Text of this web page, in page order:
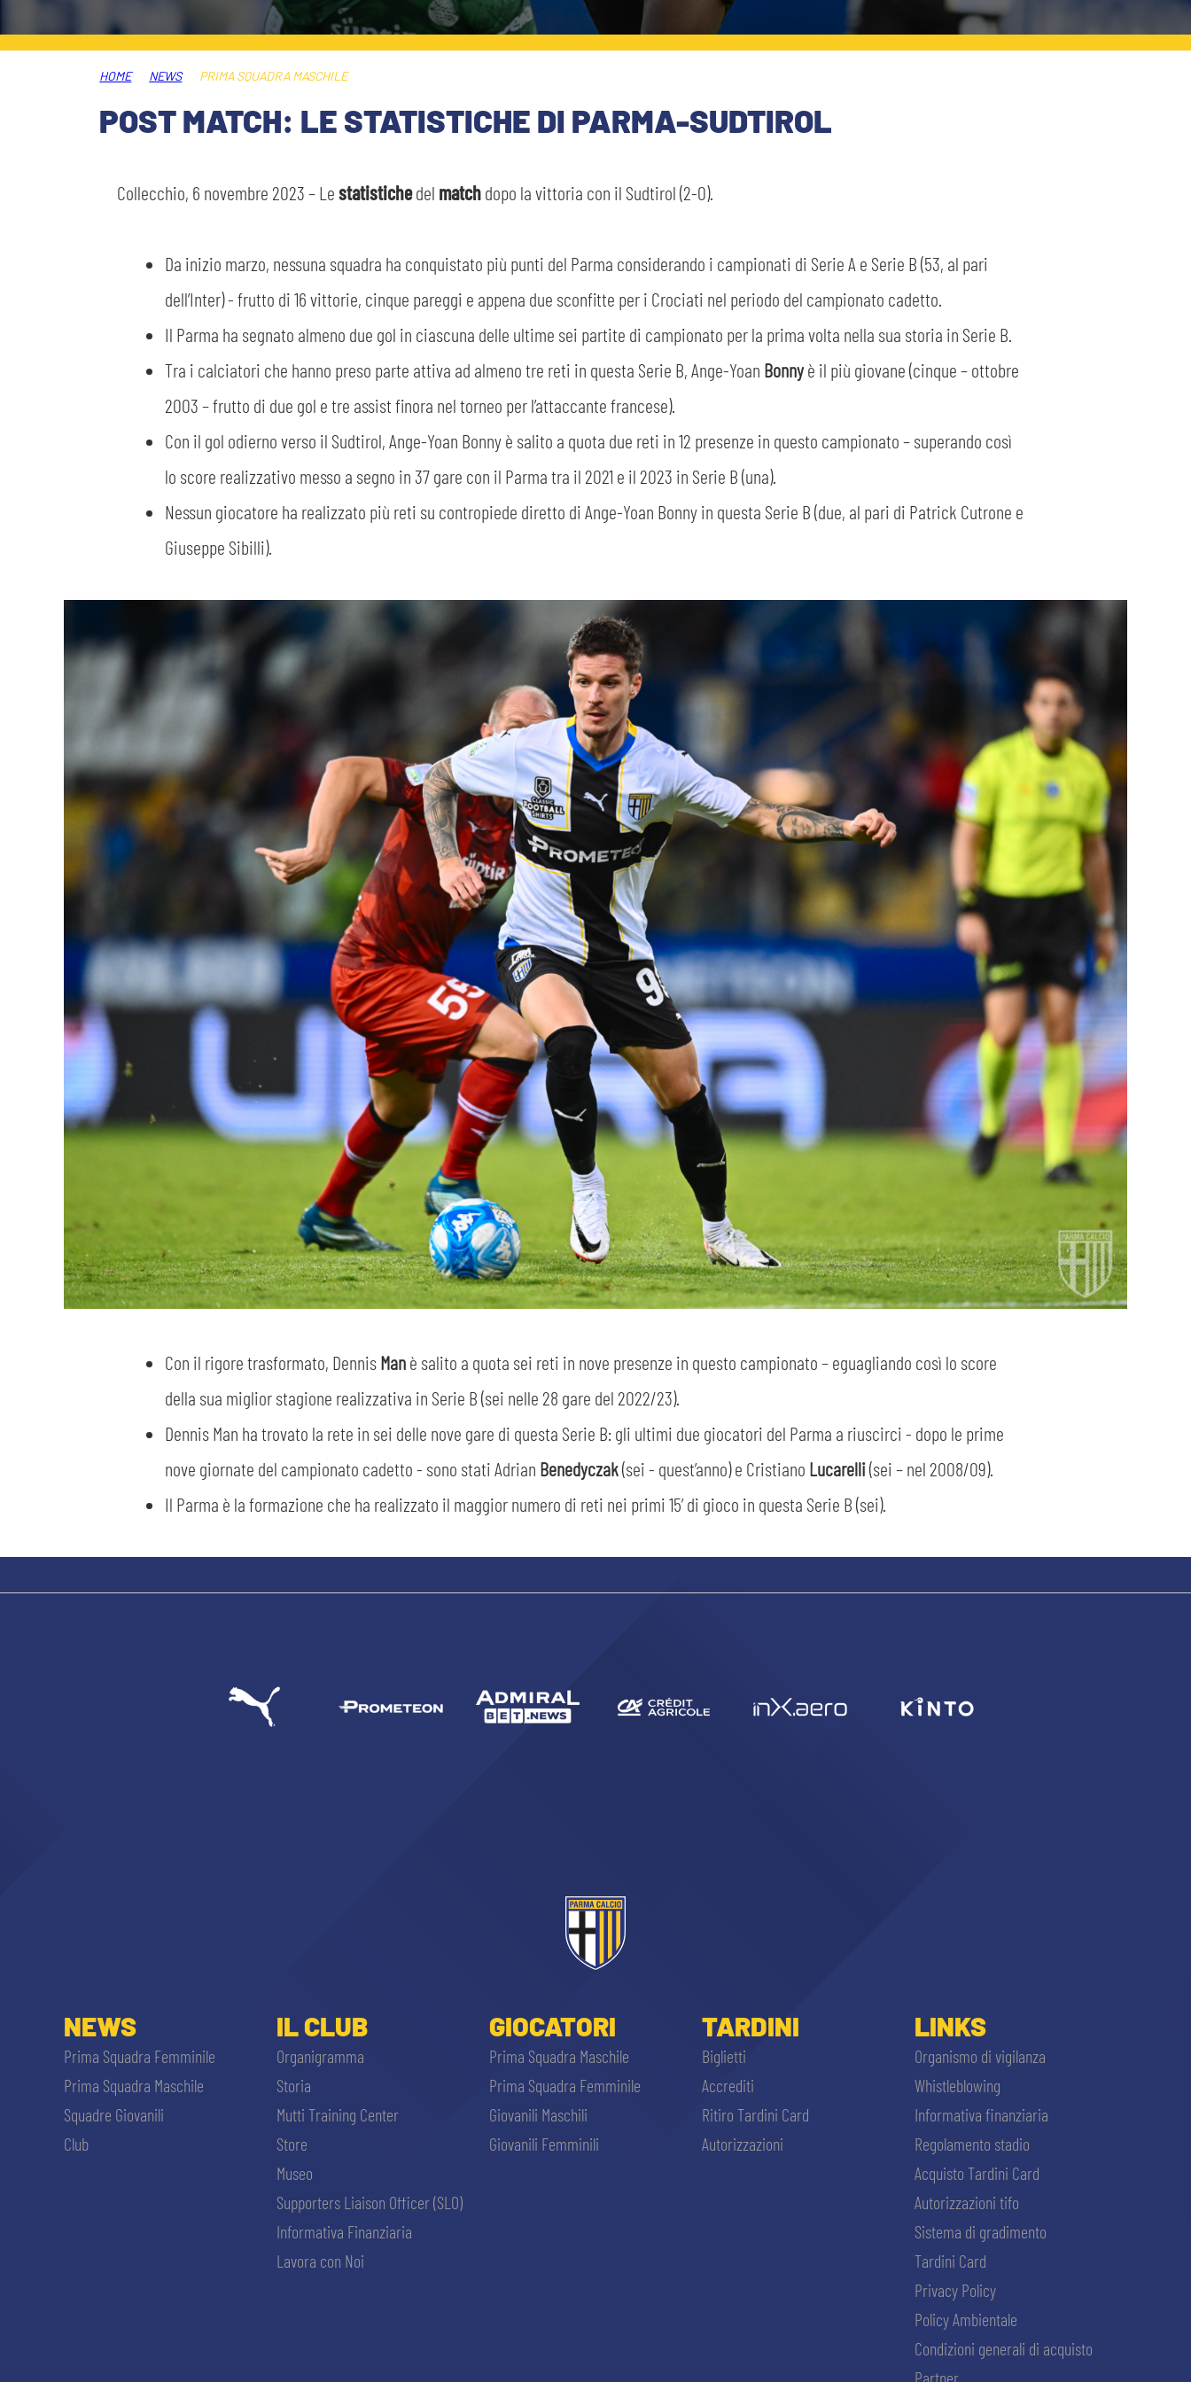
STORE
MUSEO
INFORMATIVA FINANZIARIA
MEDIA
CERCA
HOME NEWS PRIMA SQUADRA MASCHILE
POST MATCH: LE STATISTICHE DI PARMA-SUDTIROL
Collecchio, 6 novembre 2023 – Lestatistichedel matchdopo la vittoria con il Sudtirol (2-0).
Da inizio marzo, nessuna squadra ha conquistato più punti del Parma considerando i campionati di Serie A e Serie B (53, al pari
dell’Inter) - frutto di 16 vittorie, cinque pareggi e appena due sconfitte per i Crociati nel periodo del campionato cadetto.
Il Parma ha segnato almeno due gol in ciascuna delle ultime sei partite di campionato per la prima volta nella sua storia in Serie B.
Tra i calciatori che hanno preso parte attiva ad almeno tre reti in questa Serie B, Ange-Yoan Bonnyè il più giovane (cinque – ottobre
2003 – frutto di due gol e tre assist finora nel torneo per l’attaccante francese).
Con il gol odierno verso il Sudtirol, Ange-Yoan Bonny è salito a quota due reti in 12 presenze in questo campionato – superando così
lo score realizzativo messo a segno in 37 gare con il Parma tra il 2021 e il 2023 in Serie B (una).
Nessun giocatore ha realizzato più reti su contropiede diretto di Ange-Yoan Bonny in questa Serie B (due, al pari di Patrick Cutrone e
Giuseppe Sibilli).
Con il rigore trasformato, DennisManè salito a quota sei reti in nove presenze in questo campionato – eguagliando così lo score
della sua miglior stagione realizzativa in Serie B (sei nelle 28 gare del 2022/23).
Dennis Man ha trovato la rete in sei delle nove gare di questa Serie B: gli ultimi due giocatori del Parma a riuscirci - dopo le prime
nove giornate del campionato cadetto - sono stati Adrian Benedyczak(sei - quest’anno) e Cristiano Lucarelli(sei – nel 2008/09).
Il Parma è la formazione che ha realizzato il maggior numero di reti nei primi 15’ di gioco in questa Serie B (sei).
NEWS
Prima Squadra Femminile
Prima Squadra Maschile
Squadre Giovanili
Club
IL CLUB
Organigramma
Storia
Mutti Training Center
Store
Museo
Supporters Liaison Officer (SLO)
Informativa Finanziaria
Lavora con Noi
GIOCATORI
Prima Squadra Maschile
Prima Squadra Femminile
Giovanili Maschili
Giovanili Femminili
TARDINI
Biglietti
Accrediti
Ritiro Tardini Card
Autorizzazioni
LINKS
Organismo di vigilanza
Whistleblowing
Informativa finanziaria
Regolamento stadio
Acquisto Tardini Card
Autorizzazioni tifo
Sistema di gradimento
Tardini Card
Privacy Policy
Policy Ambientale
Condizioni generali di acquisto
Partner
abilitato
ACCETTA E SALVA